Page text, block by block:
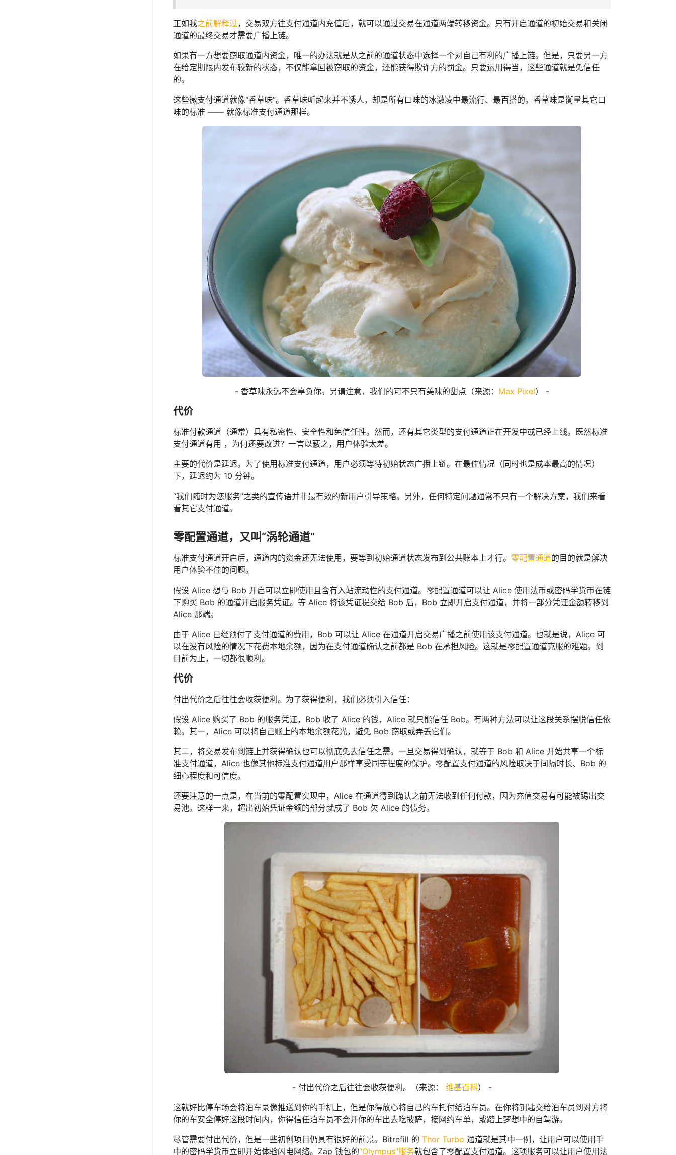
正如我之前解释过，交易双方往支付通道内充值后，就可以通过交易在通道两端转移资金。只有开启通道的初始交易和关闭
通道的最终交易才需要广播上链。
如果有一方想要窃取通道内资金，唯一的办法就是从之前的通道状态中选择一个对自己有利的广播上链。但是，只要另一方
在给定期限内发布较新的状态，不仅能拿回被窃取的资金，还能获得欺诈方的罚金。只要运用得当，这些通道就是免信任
的。
这些微支付通道就像“香草味”。香草味听起来并不诱人，却是所有口味的冰激凌中最流行、最百搭的。香草味是衡量其它口
味的标准 —— 就像标准支付通道那样。
- 香草味永远不会辜负你。另请注意，我们的可不只有美味的甜点（来源： Max Pixel） -
代价
标准付款通道（通常）具有私密性、安全性和免信任性。然而，还有其它类型的支付通道正在开发中或已经上线。既然标准
支付通道有用 ，为何还要改进？一言以蔽之，用户体验太差。
主要的代价是延迟。为了使用标准支付通道，用户必须等待初始状态广播上链。在最佳情况（同时也是成本最高的情况）
下，延迟约为 10 分钟。
“我们随时为您服务”之类的宣传语并非最有效的新用户引导策略。另外，任何特定问题通常不只有一个解决方案，我们来看
看其它支付通道。
零配置通道，又叫“涡轮通道”
标准支付通道开启后，通道内的资金还无法使用，要等到初始通道状态发布到公共账本上才行。 零配置通道的目的就是解决
用户体验不佳的问题。
假设 Alice 想与 Bob 开启可以立即使用且含有入站流动性的支付通道。零配置通道可以让 Alice 使用法币或密码学货币在链
下购买 Bob 的通道开启服务凭证。等 Alice 将该凭证提交给 Bob 后，Bob 立即开启支付通道，并将一部分凭证金额转移到
Alice 那端。
由于 Alice 已经预付了支付通道的费用，Bob 可以让 Alice 在通道开启交易广播之前使用该支付通道。也就是说，Alice 可
以在没有风险的情况下花费本地余额，因为在支付通道确认之前都是 Bob 在承担风险。这就是零配置通道克服的难题。到
目前为止，一切都很顺利。
代价
付出代价之后往往会收获便利。为了获得便利，我们必须引入信任：
假设 Alice 购买了 Bob 的服务凭证，Bob 收了 Alice 的钱，Alice 就只能信任 Bob。有两种方法可以让这段关系摆脱信任依
赖。其一，Alice 可以将自己账上的本地余额花光，避免 Bob 窃取或弄丢它们。
其二，将交易发布到链上并获得确认也可以彻底免去信任之需。一旦交易得到确认，就等于 Bob 和 Alice 开始共享一个标
准支付通道，Alice 也像其他标准支付通道用户那样享受同等程度的保护。零配置支付通道的风险取决于间隔时长、Bob 的
细心程度和可信度。
还要注意的一点是，在当前的零配置实现中，Alice 在通道得到确认之前无法收到任何付款，因为充值交易有可能被踢出交
易池。这样一来，超出初始凭证金额的部分就成了 Bob 欠 Alice 的债务。
- 付出代价之后往往会收获便利。（来源： 维基百科） -
这就好比停车场会将泊车录像推送到你的手机上，但是你得放心将自己的车托付给泊车员。在你将钥匙交给泊车员到对方将
你的车安全停好这段时间内，你得信任泊车员不会开你的车出去吃披萨，接网约车单，或踏上梦想中的自驾游。
尽管需要付出代价，但是一些初创项目仍具有很好的前景。Bitrefill 的 Thor Turbo 通道就是其中一例，让用户可以使用手
中的密码学货币立即开始体验闪电网络。Zap 钱包的“Olympus”服务就包含了零配置支付通道。这项服务可以让用户使用法